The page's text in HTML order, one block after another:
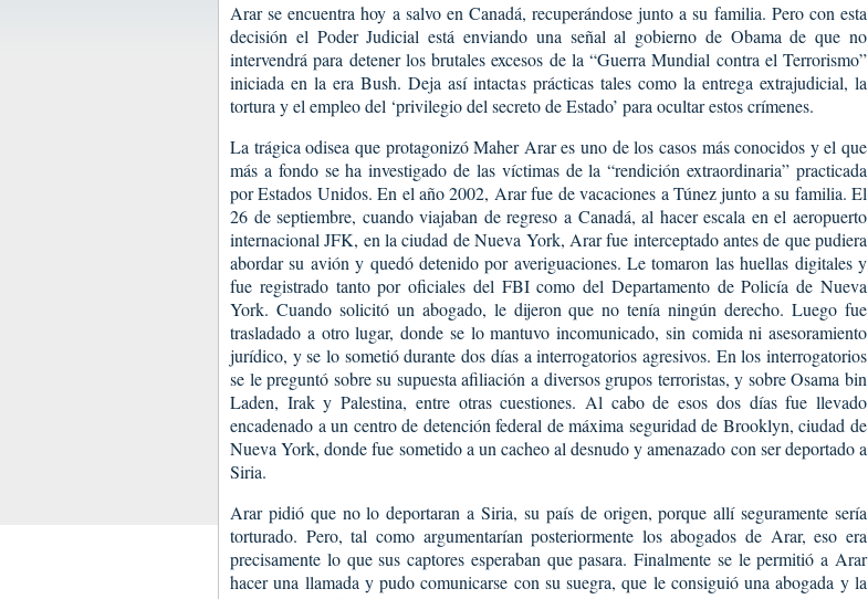
Arar se encuentra hoy a salvo en Canadá, recuperándose junto a su familia. Pero con esta
decisión el Poder Judicial está enviando una señal al gobierno de Obama de que no
intervendrá para detener los brutales excesos de la “Guerra Mundial contra el Terrorismo”
iniciada en la era Bush. Deja así intactas prácticas tales como la entrega extrajudicial, la
tortura y el empleo del ‘privilegio del secreto de Estado’ para ocultar estos crímenes.
La trágica odisea que protagonizó Maher Arar es uno de los casos más conocidos y el que
más a fondo se ha investigado de las víctimas de la “rendición extraordinaria” practicada
por Estados Unidos. En el año 2002, Arar fue de vacaciones a Túnez junto a su familia. El
26 de septiembre, cuando viajaban de regreso a Canadá, al hacer escala en el aeropuerto
internacional JFK, en la ciudad de Nueva York, Arar fue interceptado antes de que pudiera
abordar su avión y quedó detenido por averiguaciones. Le tomaron las huellas digitales y
fue registrado tanto por oficiales del FBI como del Departamento de Policía de Nueva
York. Cuando solicitó un abogado, le dijeron que no tenía ningún derecho. Luego fue
trasladado a otro lugar, donde se lo mantuvo incomunicado, sin comida ni asesoramiento
jurídico, y se lo sometió durante dos días a interrogatorios agresivos. En los interrogatorios
se le preguntó sobre su supuesta afiliación a diversos grupos terroristas, y sobre Osama bin
Laden, Irak y Palestina, entre otras cuestiones. Al cabo de esos dos días fue llevado
encadenado a un centro de detención federal de máxima seguridad de Brooklyn, ciudad de
Nueva York, donde fue sometido a un cacheo al desnudo y amenazado con ser deportado a
Siria.
Arar pidió que no lo deportaran a Siria, su país de origen, porque allí seguramente sería
torturado. Pero, tal como argumentarían posteriormente los abogados de Arar, eso era
precisamente lo que sus captores esperaban que pasara. Finalmente se le permitió a Arar
hacer una llamada y pudo comunicarse con su suegra, que le consiguió una abogada y la